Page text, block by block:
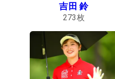
吉田 鈴
273枚